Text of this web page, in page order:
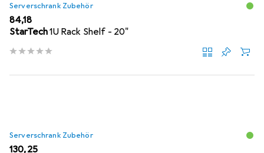
Serverschrank Zubehör
EUR
84,18
StarTech1U Rack Shelf - 20"
Serverschrank Zubehör
EUR
130,25